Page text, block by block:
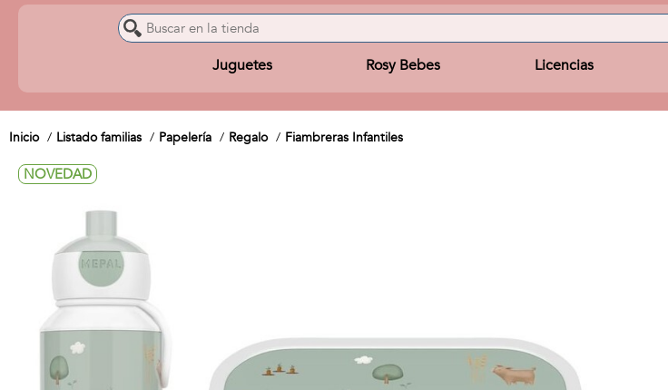
Juguetes Rosy Bebes Licencias
Inicio Listado familias Papelería Regalo Fiambreras Infantiles
NOVEDAD